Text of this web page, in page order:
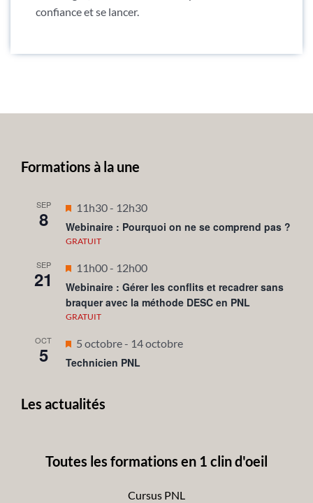
confiance et se lancer.
Formations à la une
SEP
8
Mis
en
avant
11h30- 12h30
Webinaire : Pourquoi on ne se comprend pas ?
GRATUIT
SEP
21
Mis
en
avant
11h00- 12h00
Webinaire : Gérer les conflits et recadrer sans
braquer avec la méthode DESC en PNL
GRATUIT
OCT
5
Mis
en
5 octobre- 14 octobre
Technicien PNL
Les actualités
Toutes les formations en 1 clin d'oeil
Cursus PNL